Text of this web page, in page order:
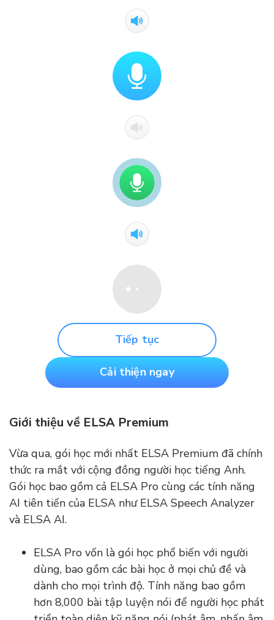
Tiếp tục
Cải thiện ngay
Giới thiệu về ELSA Premium
Vừa qua, gói học mới nhất ELSA Premium đã chính
thức ra mắt với cộng đồng người học tiếng Anh.
Gói học bao gồm cả ELSA Pro cùng các tính năng
AI tiên tiến của ELSA như ELSA Speech Analyzer
và ELSA AI.
ELSA Pro vốn là gói học phổ biến với người
dùng, bao gồm các bài học ở mọi chủ đề và
dành cho mọi trình độ. Tính năng bao gồm
hơn 8,000 bài tập luyện nói để người học phát